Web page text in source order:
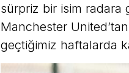
sürpriz bir isim radara
Manchester
geçtiğimiz haftalarda